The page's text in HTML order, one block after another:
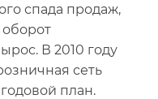
спада продаж,
В 2010 году
сеть
план.